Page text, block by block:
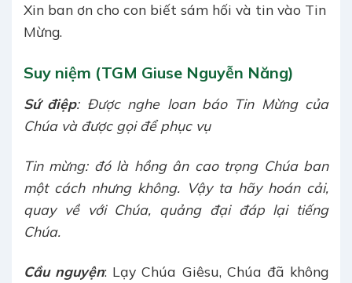
Xin ban ơn cho con biết sám hối và tin vào Tin
Mừng.
Suy niệm (TGM Giuse Nguyễn Năng)
Sứ điệp: Được nghe loan báo Tin Mừng của
Chúa và được gọi để phục vụ
Tin mừng: đó là hồng ân cao trọng Chúa ban
một cách nhưng không. Vậy ta hãy hoán cải,
quay về với Chúa, quảng đại đáp lại tiếng
Chúa.
Cầu nguyện: Lạy Chúa Giêsu, Chúa đã không